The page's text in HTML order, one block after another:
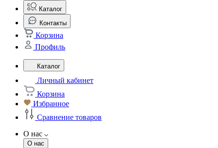
Каталог
Контакты
Корзина
Профиль
Каталог
Личный кабинет
Корзина
Избранное
Сравнение товаров
О нас
О нас